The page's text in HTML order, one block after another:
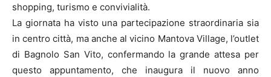
shopping, turismo e convivialità.
La giornata ha visto una partecipazione straordinaria sia
in centro città, ma anche al vicino Mantova Village, l’outlet
di Bagnolo San Vito, confermando la grande attesa per
questo appuntamento, che inaugura il nuovo anno